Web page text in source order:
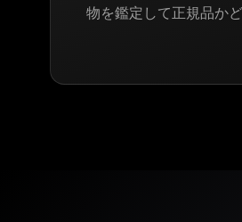
物を鑑定して正規品か